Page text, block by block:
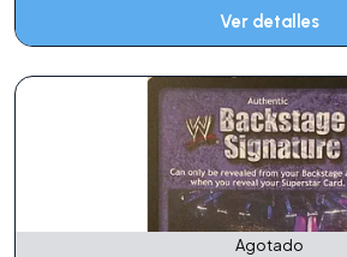
Ver detalles
Agotado